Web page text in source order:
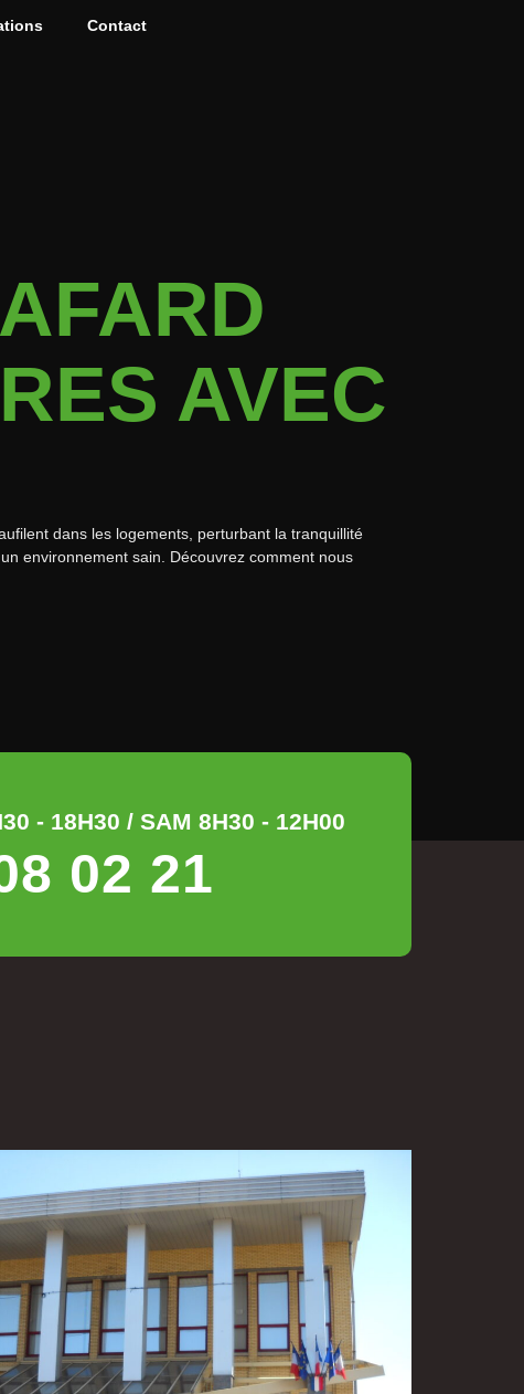
Contact
AVEC
dans les logements, perturbant la tranquillité
environnement sain. Découvrez comment nous
- 18H30 / SAM 8H30 - 12H00
02 21